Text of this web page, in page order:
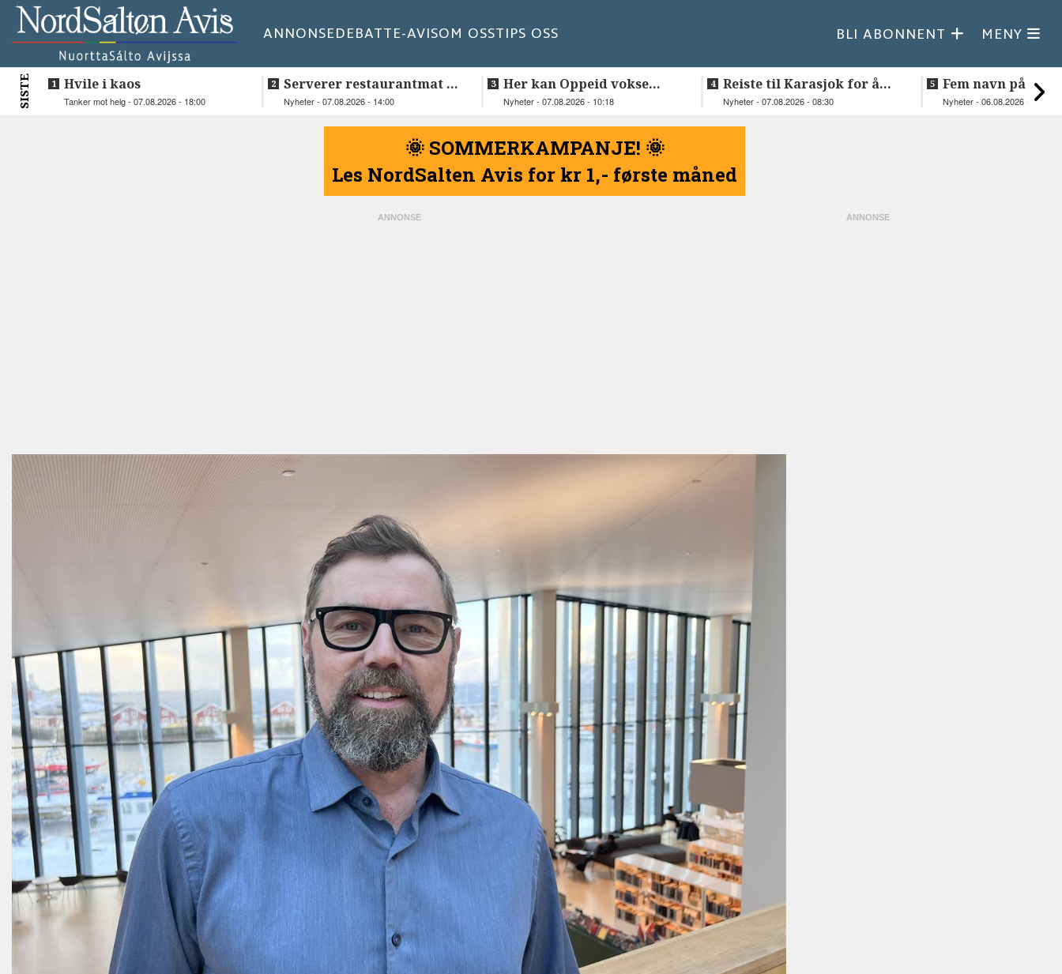
ANNONSEDEBATTE-AVISOM OSSTIPS OSS BLI ABONNENT MENY
SISTE Hvile i kaos
Tanker mot helg - 07.08.2026 - 18:00
Serverer restaurantmat til
beboerne
Nyheter - 07.08.2026 - 14:00
Her kan Oppeid vokse
videre
Nyheter - 07.08.2026 - 10:18
Reiste til Karasjok for å
vie Ellen og Johan Anders
Nyheter - 07.08.2026 - 08:30
Fem navn på
til toppjobben i
Nyheter - 06.08.2026 - 15:03
🌞 SOMMERKAMPANJE! 🌞
Les NordSalten Avis for kr 1,- første måned